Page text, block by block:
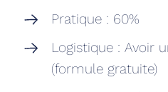
Pratique : 60%
Logistique : Avoir
(formule gratuite)